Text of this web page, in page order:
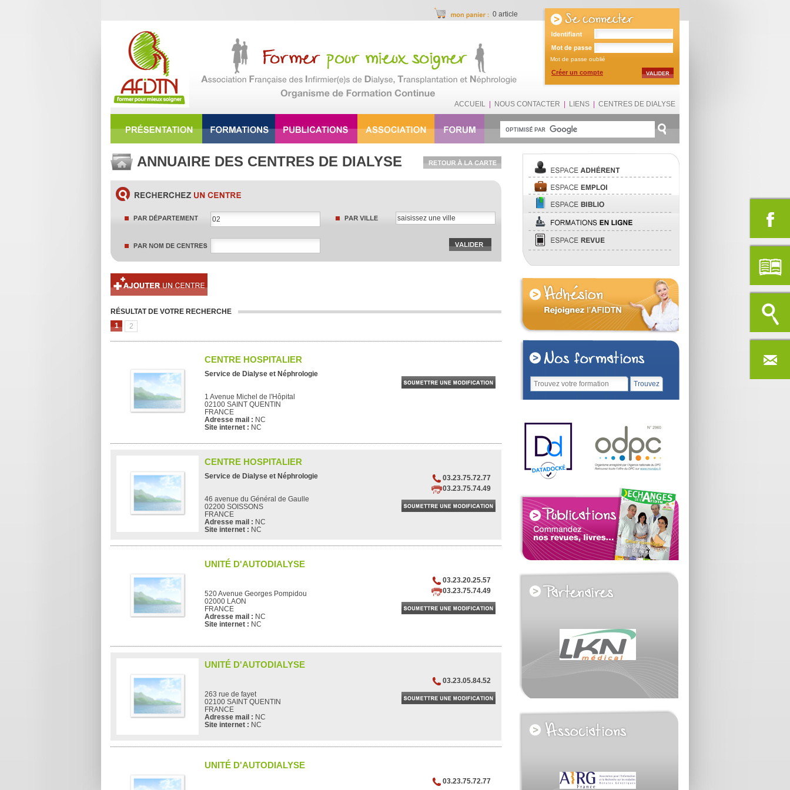
0 article
Mot de passe oublié
Créer un compte
ACCUEIL NOUS CONTACTER LIENS CENTRES DE DIALYSE
ANNUAIRE DES CENTRES DE DIALYSE
RÉSULTAT DE VOTRE RECHERCHE
1
2
CENTRE HOSPITALIER
Service de Dialyse et Néphrologie
1 Avenue Michel de l'Hôpital
02100 SAINT QUENTIN
FRANCE
Adresse mail : NC
Site internet : NC
CENTRE HOSPITALIER
Service de Dialyse et Néphrologie
46 avenue du Général de Gaulle
02200 SOISSONS
FRANCE
Adresse mail : NC
Site internet : NC
03.23.75.72.77
03.23.75.74.49
UNITÉ D'AUTODIALYSE
520 Avenue Georges Pompidou
02000 LAON
FRANCE
Adresse mail : NC
Site internet : NC
03.23.20.25.57
03.23.75.74.49
UNITÉ D'AUTODIALYSE
263 rue de fayet
02100 SAINT QUENTIN
FRANCE
Adresse mail : NC
Site internet : NC
03.23.05.84.52
UNITÉ D'AUTODIALYSE
03.23.75.72.77